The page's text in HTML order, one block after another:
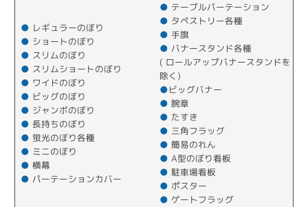
● レギュラーのぼり
● ショートのぼり
● スリムのぼり
● スリムショートのぼり
● ワイドのぼり
● ビッグのぼり
● ジャンボのぼり
● 長持ちのぼり
● 蛍光のぼり各種
● ミニのぼり
● 横幕
● パーテーションカバー
● テーブルパーテーション
● タペストリー各種
● 手旗
● バナースタンド各種
( ロールアップバナースタンドを
除く)
●ビッグバナー
● 腕章
● たすき
● 三角フラッグ
● 簡易のれん
● A型のぼり看板
● 駐車場看板
● ポスター
● ゲートフラッグ